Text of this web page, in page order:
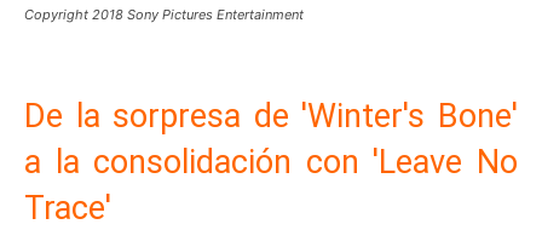
Copyright 2018 Sony Pictures Entertainment
De la sorpresa de 'Winter's Bone'
a la consolidación con 'Leave No
Trace'